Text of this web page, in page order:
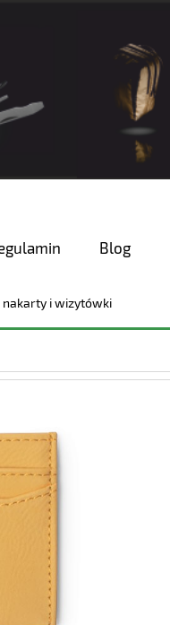
Blog
nakarty i wizytówki